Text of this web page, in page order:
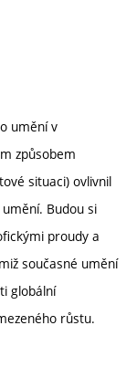
umění v
způsobem
situaci) ovlivnil
Budou si
proudy a
současné umění
globální
růstu.